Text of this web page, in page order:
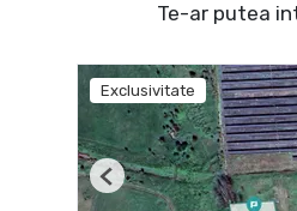
Te-ar putea
Exclusivitate
Previous